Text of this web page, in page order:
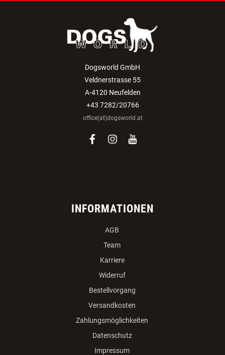
Dogsworld GmbH
Veldnerstrasse 55
A-4120 Neufelden
+43 7282/20766
office(at)dogsworld.at
facebook
instagram
youtube
INFORMATIONEN
AGB
Team
Karriere
Widerruf
Bestellvorgang
Versandkosten
Zahlungsmöglichkeiten
Datenschutz
Impressum